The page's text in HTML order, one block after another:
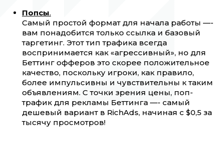
Попсы.
Самый простой формат для начала работы —-
вам понадобится только ссылка и базовый
таргетинг. Этот тип трафика всегда
воспринимается как «агрессивный», но для
Беттинг офферов это скорее положительное
качество, поскольку игроки, как правило,
более импульсивны и чувствительны к таким
объявлениям. С точки зрения цены, поп-
трафик для рекламы Беттинга —- самый
дешевый вариант в RichAds, начиная с $0,5 за
тысячу просмотров!